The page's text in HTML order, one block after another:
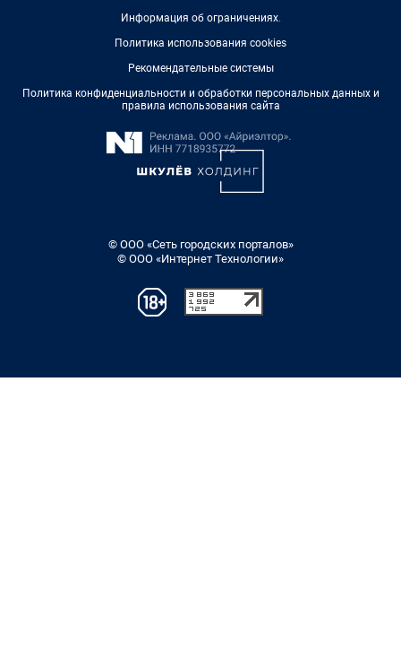
Информация об ограничениях.
Политика использования cookies
Рекомендательные системы
Политика конфиденциальности и обработки персональных данных и
правила использования сайта
© ООО «Сеть городских порталов»
© ООО «Интернет Технологии»